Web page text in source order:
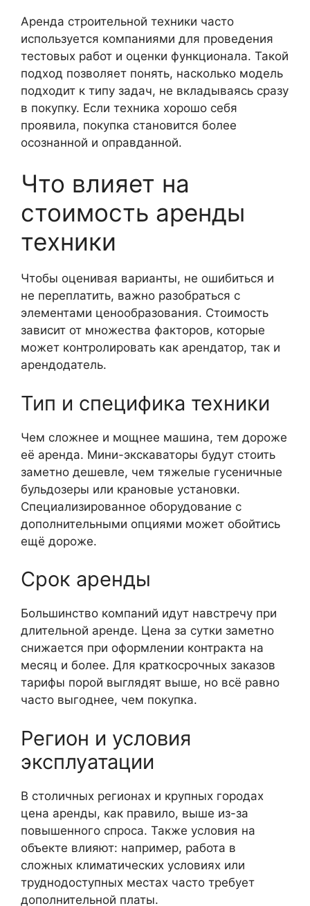
Аренда строительной техники часто
используется компаниями для проведения
тестовых работ и оценки функционала. Такой
подход позволяет понять, насколько модель
подходит к типу задач, не вкладываясь сразу
в покупку. Если техника хорошо себя
проявила, покупка становится более
осознанной и оправданной.
Что влияет на
стоимость аренды
техники
Чтобы оценивая варианты, не ошибиться и
не переплатить, важно разобраться с
элементами ценообразования. Стоимость
зависит от множества факторов, которые
может контролировать как арендатор, так и
арендодатель.
Тип и специфика техники
Чем сложнее и мощнее машина, тем дороже
её аренда. Мини-экскаваторы будут стоить
заметно дешевле, чем тяжелые гусеничные
бульдозеры или крановые установки.
Специализированное оборудование с
дополнительными опциями может обойтись
ещё дороже.
Срок аренды
Большинство компаний идут навстречу при
длительной аренде. Цена за сутки заметно
снижается при оформлении контракта на
месяц и более. Для краткосрочных заказов
тарифы порой выглядят выше, но всё равно
часто выгоднее, чем покупка.
Регион и условия
эксплуатации
В столичных регионах и крупных городах
цена аренды, как правило, выше из-за
повышенного спроса. Также условия на
объекте влияют: например, работа в
сложных климатических условиях или
труднодоступных местах часто требует
дополнительной платы.